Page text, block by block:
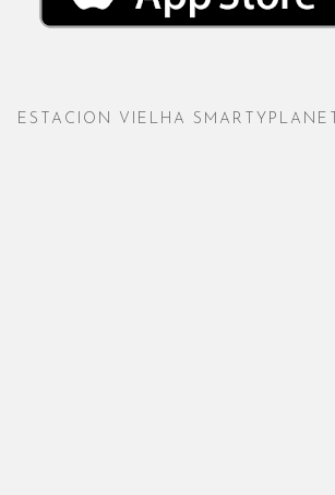
ESTACION VIELHA SMARTYPLANET